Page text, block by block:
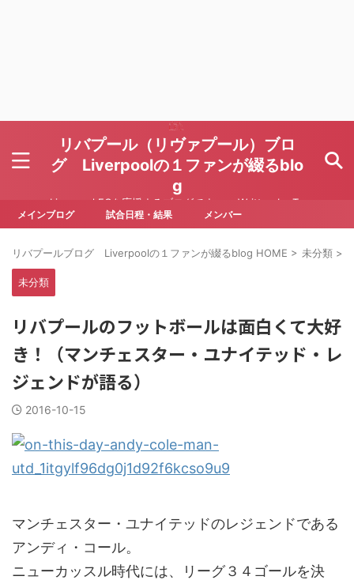
リバプール（リヴァプール）ブロ
グ Liverpoolの１ファンが綴るblo
g
Liverpool FCを応援するブログです Written by To
ru Yoda
メインブログ 試合日程・結果 メンバー
リバプールブログ Liverpoolの１ファンが綴るblog HOME > 未分類 >
未分類
リバプールのフットボールは面白くて大好
き！（マンチェスター・ユナイテッド・レ
ジェンドが語る）
2016-10-15
マンチェスター・ユナイテッドのレジェンドである
アンディ・コール。
ニューカッスル時代には、リーグ３４ゴールを決